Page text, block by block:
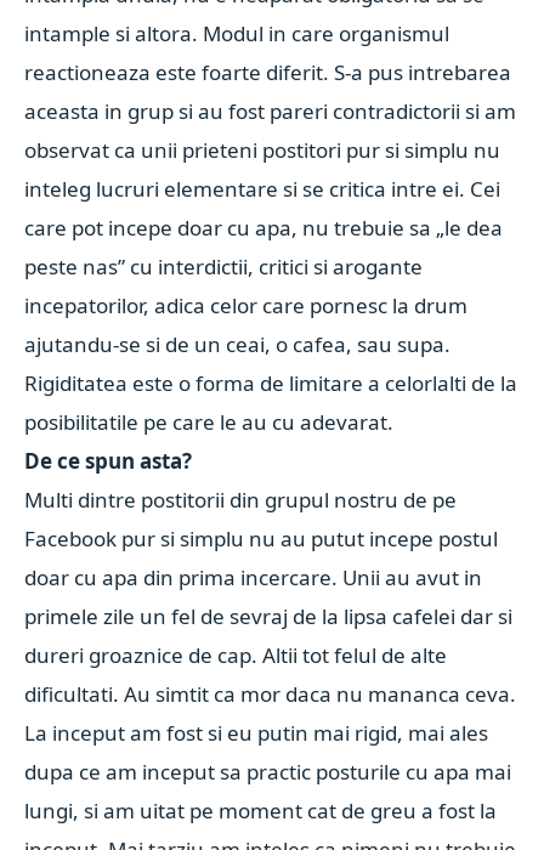
intample si altora. Modul in care organismul
reactioneaza este foarte diferit. S-a pus intrebarea
aceasta in grup si au fost pareri contradictorii si am
observat ca unii prieteni postitori pur si simplu nu
inteleg lucruri elementare si se critica intre ei. Cei
care pot incepe doar cu apa, nu trebuie sa „le dea
peste nas” cu interdictii, critici si arogante
incepatorilor, adica celor care pornesc la drum
ajutandu-se si de un ceai, o cafea, sau supa.
Rigiditatea este o forma de limitare a celorlalti de la
posibilitatile pe care le au cu adevarat.
De ce spun asta?
Multi dintre postitorii din grupul nostru de pe
Facebook pur si simplu nu au putut incepe postul
doar cu apa din prima incercare. Unii au avut in
primele zile un fel de sevraj de la lipsa cafelei dar si
dureri groaznice de cap. Altii tot felul de alte
dificultati. Au simtit ca mor daca nu mananca ceva.
La inceput am fost si eu putin mai rigid, mai ales
dupa ce am inceput sa practic posturile cu apa mai
lungi, si am uitat pe moment cat de greu a fost la